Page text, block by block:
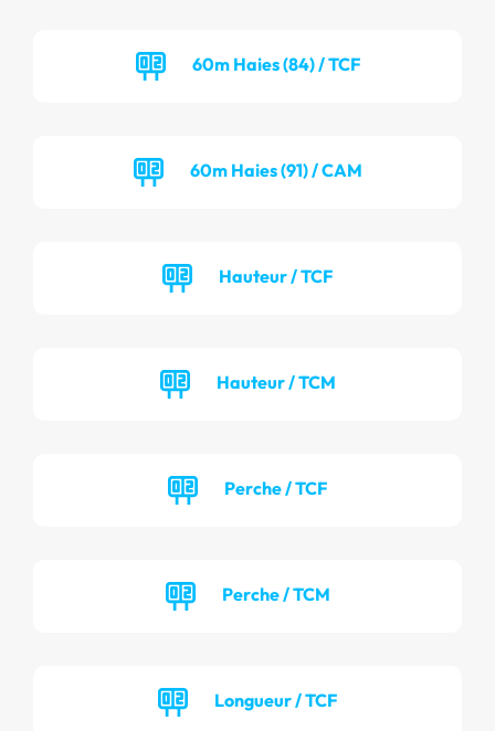
60m Haies (84) / TCF
60m Haies (91) / CAM
Hauteur / TCF
Hauteur / TCM
Perche / TCF
Perche / TCM
Longueur / TCF